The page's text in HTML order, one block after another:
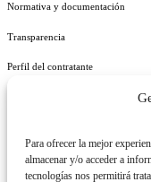
Para ofrecer la mejor
almacenar y/o acceder a
tecnologías nos permitirá
Normativa y documentación
Transparencia
Perfil del contratante